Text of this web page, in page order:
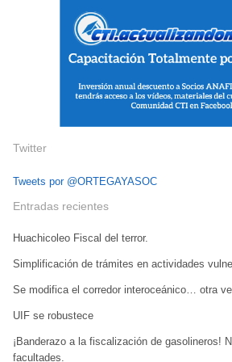
Twitter
Tweets por @ORTEGAYASOC
Entradas recientes
Huachicoleo Fiscal del terror.
Simplificación de trámites en actividades
Se modifica el corredor interoceánico… otra
UIF se robustece
¡Banderazo a la fiscalización de gasolineros!
facultades.